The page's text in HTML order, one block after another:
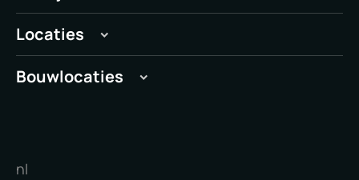
Locaties
Londen
Manchester
Bouwlocaties
nl